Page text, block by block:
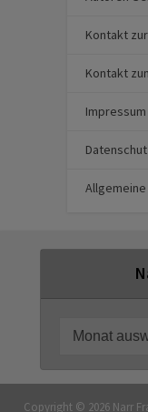
Kontakt
Kontakt
Impressum
Copyright © 2026 Narr